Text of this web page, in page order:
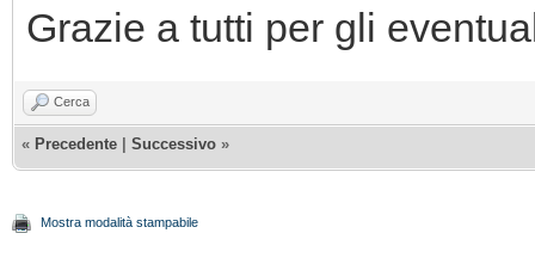
Grazie a tutti per gli
Cerca
« Precedente Successivo »
Mostra modalità stampabile